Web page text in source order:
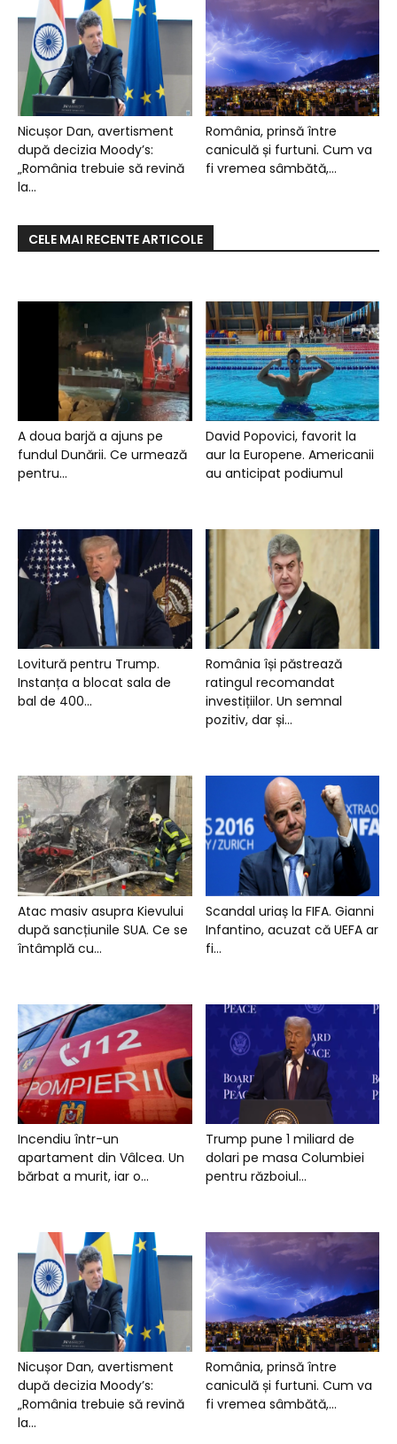
Nicușor Dan, avertisment
după decizia Moody’s:
„România trebuie să revină
la...
România, prinsă între
caniculă și furtuni. Cum va
fi vremea sâmbătă,...
CELE MAI RECENTE ARTICOLE
A doua barjă a ajuns pe
fundul Dunării. Ce urmează
pentru...
David Popovici, favorit la
aur la Europene. Americanii
au anticipat podiumul
Lovitură pentru Trump.
Instanța a blocat sala de
bal de 400...
România își păstrează
ratingul recomandat
investițiilor. Un semnal
pozitiv, dar și...
Atac masiv asupra Kievului
după sancțiunile SUA. Ce se
întâmplă cu...
Scandal uriaș la FIFA. Gianni
Infantino, acuzat că UEFA ar
fi...
Incendiu într-un
apartament din Vâlcea. Un
bărbat a murit, iar o...
Trump pune 1 miliard de
dolari pe masa Columbiei
pentru războiul...
Nicușor Dan, avertisment
după decizia Moody’s:
„România trebuie să revină
la...
România, prinsă între
caniculă și furtuni. Cum va
fi vremea sâmbătă,...